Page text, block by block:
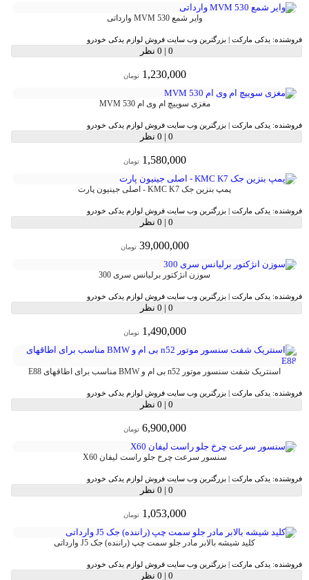
وایر شمع MVM 530 وارداتی
فروشنده: یدکی مارکت | بزرگترین وب سایت فروش لوازم یدکی خودرو
0
| 0 نظر
1,230,000 تومان
مغزی سوییچ ام وی ام MVM 530
فروشنده: یدکی مارکت | بزرگترین وب سایت فروش لوازم یدکی خودرو
0
| 0 نظر
1,580,000 تومان
پمپ بنزین جک KMC K7 - اصلی جینیون پارت
فروشنده: یدکی مارکت | بزرگترین وب سایت فروش لوازم یدکی خودرو
0
| 0 نظر
39,000,000 تومان
سوزن انژکتور برلیانس سری 300
فروشنده: یدکی مارکت | بزرگترین وب سایت فروش لوازم یدکی خودرو
0
| 0 نظر
1,490,000 تومان
اسنتریک شفت سنسور موتور n52 بی ام و BMW مناسب برای اطاقهای E88
فروشنده: یدکی مارکت | بزرگترین وب سایت فروش لوازم یدکی خودرو
0
| 0 نظر
6,900,000 تومان
سنسور سرعت چرخ جلو راست لیفان X60
فروشنده: یدکی مارکت | بزرگترین وب سایت فروش لوازم یدکی خودرو
0
| 0 نظر
1,053,000 تومان
کلید شیشه بالابر مادر جلو سمت چپ (راننده) جک J5 وارداتی
فروشنده: یدکی مارکت | بزرگترین وب سایت فروش لوازم یدکی خودرو
0
| 0 نظر